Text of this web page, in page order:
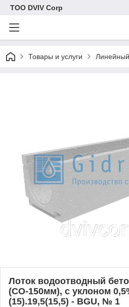
ТОО DVIV Corp
Товары и услуги
Лоток водоотводный
(СО-150мм), с уклоном
(15).19,5(15,5) - BGU, № 1